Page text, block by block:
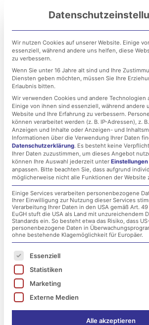
springen
LET IT BEE
Das Jahr neigt
Ende!
20. Dezember 2021
Wir nutzen Cookies auf unserer Website. Einige
essenziell, während andere uns helfen, diese
zu verbessern.
Wenn Sie unter 16 Jahre alt sind und Ihre
Diensten geben möchten, müssen Sie Ihre
Erlaubnis bitten.
Wir verwenden Cookies und andere Technologien
Einige von ihnen sind essenziell, während andere
Website und Ihre Erfahrung zu verbessern.
können verarbeitet werden (z. B. IP-Adressen), z.
Anzeigen und Inhalte oder Anzeigen- und
Informationen über die Verwendung Ihrer Daten
Datenschutzerklärung. Es besteht keine
Ihrer Daten zuzustimmen, um dieses Angebot
können Ihre Auswahl jederzeit unter Einstellungen
anpassen. Bitte beachten Sie, dass aufgrund
möglicherweise nicht alle Funktionen der Website
Einige Services verarbeiten personenbezogene
Ihrer Einwilligung zur Nutzung dieser Services
Verarbeitung Ihrer Daten in den USA gemäß Art. 49
EuGH stuft die USA als Land mit unzureichendem
Standards ein. So besteht etwa das Risiko, dass
personenbezogene Daten in
ohne bestehende Klagemöglichkeit für Europäer.
Es folgt eine Liste der Service-
Essenziell
Statistiken
Marketing
Externe Medien
Alle akzeptieren